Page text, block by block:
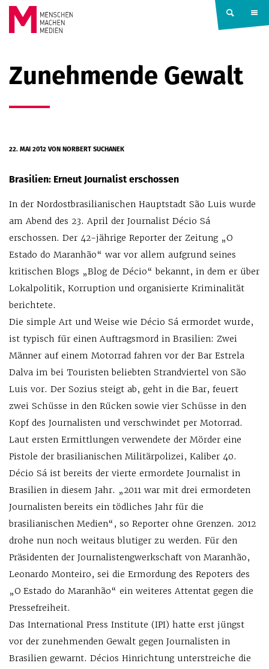
Springe zum Inhalt
MACHEN
MEDIEN
Zunehmende Gewalt
22. MAI 2012VON NORBERT SUCHANEK
Brasilien: Erneut Journalist erschossen
In der Nordostbrasilianischen Hauptstadt São Luis wurde
am Abend des 23. April der Journalist Décio Sá
erschossen. Der 42-jährige Reporter der Zeitung „O
Estado do Maranhão“ war vor allem aufgrund seines
kritischen Blogs „Blog de Décio“ bekannt, in dem er über
Lokalpolitik, Korruption und organisierte Kriminalität
berichtete.
Die simple Art und Weise wie Décio Sá ermordet wurde,
ist typisch für einen Auftragsmord in Brasilien: Zwei
Männer auf einem Motorrad fahren vor der Bar Estrela
Dalva im bei Touristen beliebten Strandviertel von São
Luis vor. Der Sozius steigt ab, geht in die Bar, feuert
zwei Schüsse in den Rücken sowie vier Schüsse in den
Kopf des Journalisten und verschwindet per Motorrad.
Laut ersten Ermittlungen verwendete der Mörder eine
Pistole der brasilianischen Militärpolizei, Kaliber 40.
Décio Sá ist bereits der vierte ermordete Journalist in
Brasilien in diesem Jahr. „2011 war mit drei ermordeten
Journalisten bereits ein tödliches Jahr für die
brasilianischen Medien“, so Reporter ohne Grenzen. 2012
drohe nun noch weitaus blutiger zu werden. Für den
Präsidenten der Journalistengwerkschaft von Maranhão,
Leonardo Monteiro, sei die Ermordung des Repoters des
„O Estado do Maranhão“ ein weiteres Attentat gegen die
Pressefreiheit.
Das International Press Institute (IPI) hatte erst jüngst
vor der zunehmenden Gewalt gegen Journalisten in
Brasilien gewarnt. Décios Hinrichtung unterstreiche die